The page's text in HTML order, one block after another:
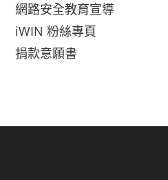
網路安全教育宣導
iWIN 粉絲專頁
捐款意願書